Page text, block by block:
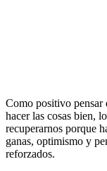
Como positivo pensar
hacer las cosas bien,
recuperarnos porque
ganas, optimismo y
reforzados.